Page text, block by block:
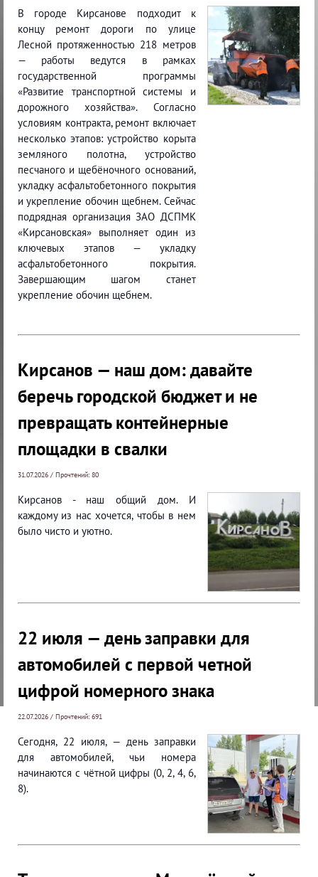
В городе Кирсанове подходит к
концу ремонт дороги по улице
Лесной протяженностью 218 метров
— работы ведутся в рамках
государственной программы
«Развитие транспортной системы и
дорожного хозяйства». Согласно
условиям контракта, ремонт включает
несколько этапов: устройство корыта
земляного полотна, устройство
песчаного и щебёночного оснований,
укладку асфальтобетонного покрытия
и укрепление обочин щебнем. Сейчас
подрядная организация ЗАО ДСПМК
«Кирсановская» выполняет один из
ключевых этапов — укладку
асфальтобетонного покрытия.
Завершающим шагом станет
укрепление обочин щебнем.
Кирсанов — наш дом: давайте
беречь городской бюджет и не
превращать контейнерные
площадки в свалки
31.07.2026 / Прочтений: 80
Кирсанов - наш общий дом. И
каждому из нас хочется, чтобы в нем
было чисто и уютно.
22 июля — день заправки для
автомобилей с первой четной
цифрой номерного знака
22.07.2026 / Прочтений: 691
Сегодня, 22 июля, — день заправки
для автомобилей, чьи номера
начинаются с чётной цифры (0, 2, 4, 6,
8).